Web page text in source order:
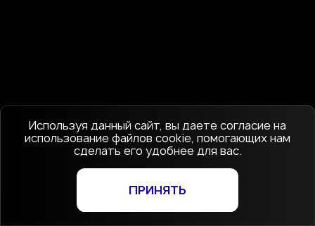
Используя данный сайт, вы даете согласие на
использование файлов cookie, помогающих нам
сделать его удобнее для вас.
ПРИНЯТЬ